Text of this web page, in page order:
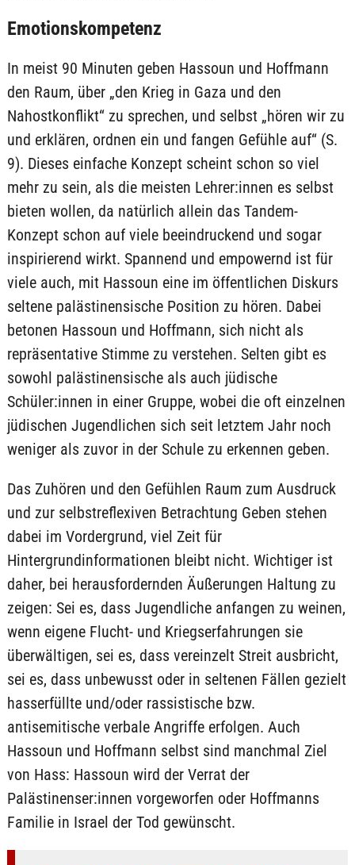
Emotionskompetenz
In meist 90 Minuten geben Hassoun und Hoffmann
den Raum, über „den Krieg in Gaza und den
Nahostkonflikt“ zu sprechen, und selbst „hören wir zu
und erklären, ordnen ein und fangen Gefühle auf“ (S.
9). Dieses einfache Konzept scheint schon so viel
mehr zu sein, als die meisten Lehrer:innen es selbst
bieten wollen, da natürlich allein das Tandem-
Konzept schon auf viele beeindruckend und sogar
inspirierend wirkt. Spannend und empowernd ist für
viele auch, mit Hassoun eine im öffentlichen Diskurs
seltene palästinensische Position zu hören. Dabei
betonen Hassoun und Hoffmann, sich nicht als
repräsentative Stimme zu verstehen. Selten gibt es
sowohl palästinensische als auch jüdische
Schüler:innen in einer Gruppe, wobei die oft einzelnen
jüdischen Jugendlichen sich seit letztem Jahr noch
weniger als zuvor in der Schule zu erkennen geben.
Das Zuhören und den Gefühlen Raum zum Ausdruck
und zur selbstreflexiven Betrachtung Geben stehen
dabei im Vordergrund, viel Zeit für
Hintergrundinformationen bleibt nicht. Wichtiger ist
daher, bei herausfordernden Äußerungen Haltung zu
zeigen: Sei es, dass Jugendliche anfangen zu weinen,
wenn eigene Flucht- und Kriegserfahrungen sie
überwältigen, sei es, dass vereinzelt Streit ausbricht,
sei es, dass unbewusst oder in seltenen Fällen gezielt
hasserfüllte und/oder rassistische bzw.
antisemitische verbale Angriffe erfolgen. Auch
Hassoun und Hoffmann selbst sind manchmal Ziel
von Hass: Hassoun wird der Verrat der
Palästinenser:innen vorgeworfen oder Hoffmanns
Familie in Israel der Tod gewünscht.